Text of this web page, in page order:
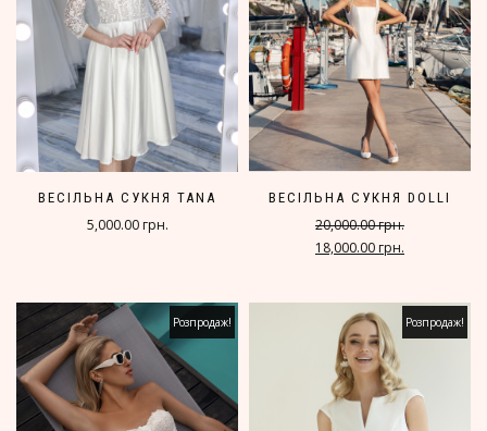
ВЕСІЛЬНА СУКНЯ TANA
5,000.00 грн.
ВЕСІЛЬНА СУКНЯ DOLLI
20,000.00 грн.
18,000.00 грн.
Розпродаж! Розпродаж!